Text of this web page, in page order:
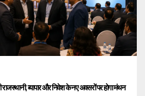
व्यापार और निवेश के नए अवसरों पर होगा मंथन